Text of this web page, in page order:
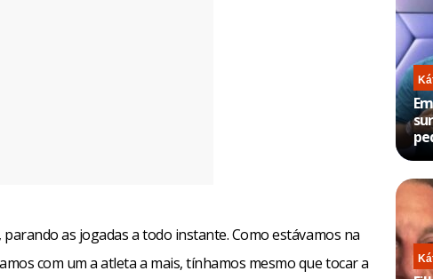
parando as jogadas a todo instante. Como estávamos na
com um a atleta a mais, tínhamos mesmo que tocar a